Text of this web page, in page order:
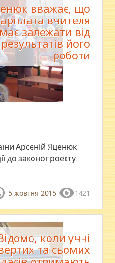
вважає, що
вчителя
залежати від
результатів його
роботи
Арсеній Яценюк
до законопроекту
5 жовтня 2015 1421
коли учні
та сьомих